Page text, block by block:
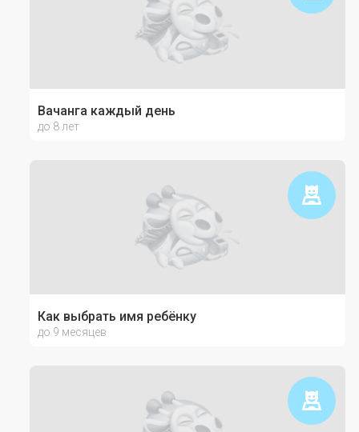
Вачанга каждый день
до 8 лет
Как выбрать имя ребёнку
до 9 месяцев